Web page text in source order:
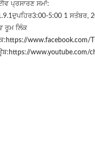
ਪ੍ਰਸਾਰਣ ਸਮਾਂ:
5:00 1 ਸਤੰਬਰ,
ਰੂਮ ਲਿੰਕ
https://www.facebook.com/
https://www.youtube.com/